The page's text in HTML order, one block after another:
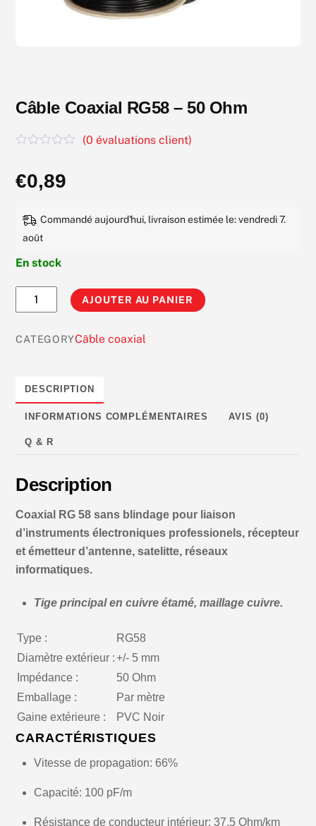
Câble Coaxial RG58 – 50 Ohm
t
e
(0 évaluations client)
€0,89
Commandé aujourd'hui, livraison estimée le: vendredi 7.
août
En stock
quantité
de
50
Ohm
AJOUTER AU PANIER
CATEGORYCâble coaxial
DESCRIPTION
INFORMATIONS COMPLÉMENTAIRES AVIS (0)
Q & R
Description
Coaxial RG 58 sans blindage pour liaison
d’instruments électroniques professionels, récepteur
et émetteur d’antenne, satelitte, réseaux
informatiques.
Tige principal en cuivre étamé, maillage cuivre.
Type :
RG58
Diamètre extérieur : +/- 5 mm
Impédance :
50 Ohm
Emballage :
Par mètre
Gaine extérieure :
PVC Noir
CARACTÉRISTIQUES
Vitesse de propagation: 66%
Capacité: 100 pF/m
Résistance de conducteur intérieur: 37,5 Ohm/km